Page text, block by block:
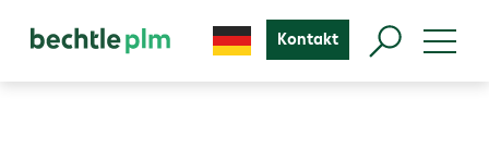
Kontakt